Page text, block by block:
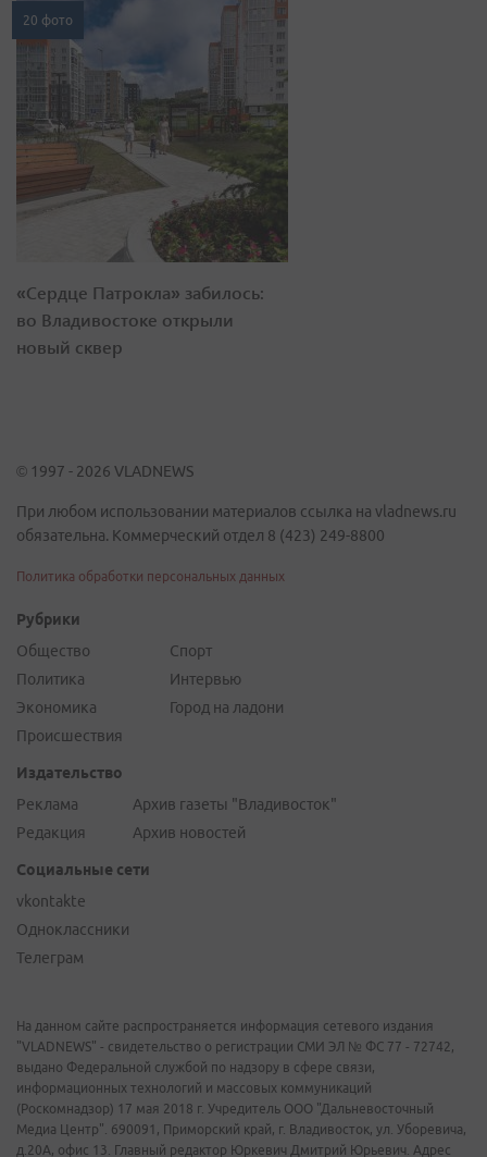
20 фото
«Сердце Патрокла» забилось:
во Владивостоке открыли
новый сквер
© 1997 - 2026 VLADNEWS
При любом использовании материалов ссылка на vladnews.ru
обязательна. Коммерческий отдел 8 (423) 249-8800
Политика обработки персональных данных
Рубрики
Общество
Политика
Экономика
Происшествия
Спорт
Интервью
Город на ладони
Издательство
Реклама
Редакция
Архив газеты "Владивосток"
Архив новостей
Социальные сети
vkontakte
Одноклассники
Телеграм
На данном сайте распространяется информация сетевого издания
"VLADNEWS" - свидетельство о регистрации СМИ ЭЛ № ФС 77 - 72742,
выдано Федеральной службой по надзору в сфере связи,
информационных технологий и массовых коммуникаций
(Роскомнадзор) 17 мая 2018 г. Учредитель ООО "Дальневосточный
Медиа Центр". 690091, Приморский край, г. Владивосток, ул. Уборевича,
д.20А, офис 13. Главный редактор Юркевич Дмитрий Юрьевич. Адрес